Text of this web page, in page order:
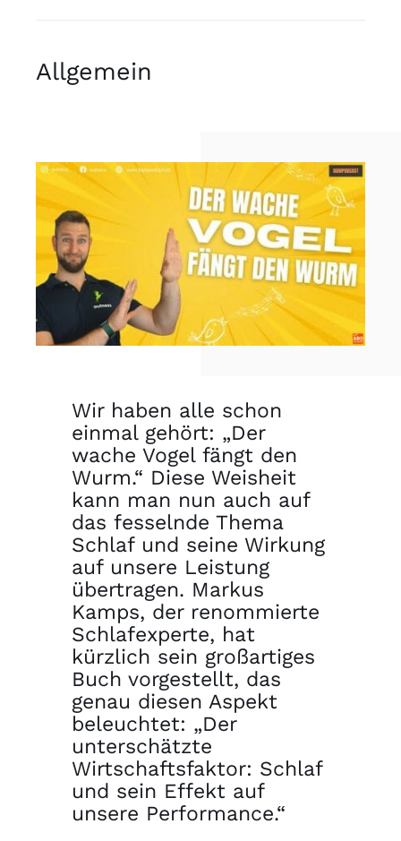
Allgemein
Wir haben alle schon
einmal gehört: „Der
wache Vogel fängt den
Wurm.“ Diese Weisheit
kann man nun auch auf
das fesselnde Thema
Schlaf und seine Wirkung
auf unsere Leistung
übertragen. Markus
Kamps, der renommierte
Schlafexperte, hat
kürzlich sein großartiges
Buch vorgestellt, das
genau diesen Aspekt
beleuchtet: „Der
unterschätzte
Wirtschaftsfaktor: Schlaf
und sein Effekt auf
unsere Performance.“